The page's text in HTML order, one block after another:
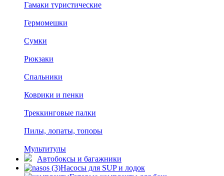
Гамаки туристические
Гермомешки
Сумки
Рюкзаки
Спальники
Коврики и пенки
Треккинговые палки
Пилы, лопаты, топоры
Мультитулы
Автобоксы и багажники
Насосы для SUP и лодок